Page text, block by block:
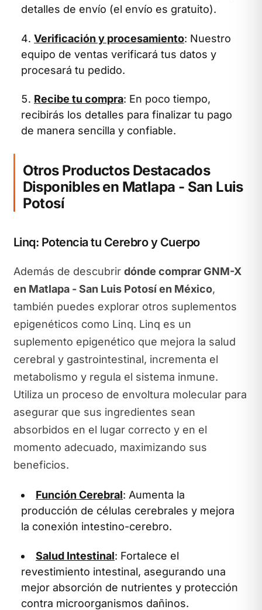
detalles de envío (el envío es gratuito).
Verificación y procesamiento: Nuestro
equipo de ventas verificará tus datos y
procesará tu pedido.
Recibe tu compra: En poco tiempo,
recibirás los detalles para finalizar tu pago
de manera sencilla y confiable.
Otros Productos Destacados
Disponibles en Matlapa - San Luis
Potosí
Linq: Potencia tu Cerebro y Cuerpo
Además de descubrir dónde comprar GNM-X
en Matlapa - San Luis Potosí en México,
también puedes explorar otros suplementos
epigenéticos como Linq. Linq es un
suplemento epigenético que mejora la salud
cerebral y gastrointestinal, incrementa el
metabolismo y regula el sistema inmune.
Utiliza un proceso de envoltura molecular para
asegurar que sus ingredientes sean
absorbidos en el lugar correcto y en el
momento adecuado, maximizando sus
beneficios.
Función Cerebral: Aumenta la
producción de células cerebrales y mejora
la conexión intestino-cerebro.
Salud Intestinal: Fortalece el
revestimiento intestinal, asegurando una
mejor absorción de nutrientes y protección
contra microorganismos dañinos.